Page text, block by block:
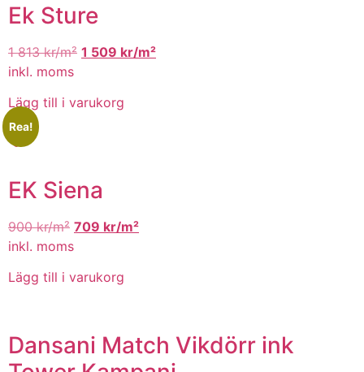
Ek Sture
1 813kr/m² 1 509 kr/m²
inkl. moms
Lägg till i varukorg
Rea!
EK Siena
900kr/m² 709 kr/m²
inkl. moms
Lägg till i varukorg
Dansani Match Vikdörr ink